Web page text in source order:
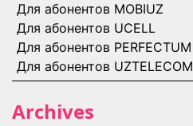
Для абонентов MOBIUZ
Для абонентов UCELL
Для абонентов PERFECTUM
Для абонентов UZTELECOM
Archives